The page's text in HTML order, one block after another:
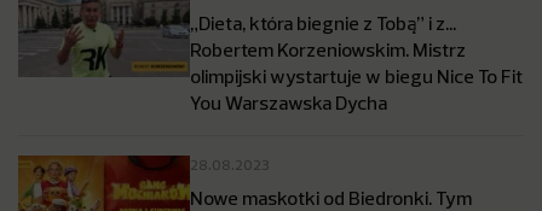
„Dieta, która biegnie z Tobą” i z…
Robertem Korzeniowskim. Mistrz
olimpijski wystartuje w biegu Nice To Fit
You Warszawska Dycha
28.08.2023
Nowe maskotki od Biedronki. Tym